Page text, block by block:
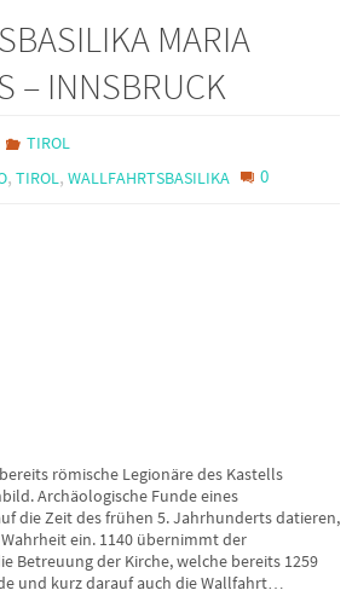
MARIA
– INNSBRUCK
TIROL
,TIROL,WALLFAHRTSBASILIKA 0
römische Legionäre des Kastells
Archäologische Funde eines
die Zeit des frühen 5. Jahrhunderts datieren,
ein. 1140 übernimmt der
Betreuung der Kirche, welche bereits 1259
und kurz darauf auch die Wallfahrt…